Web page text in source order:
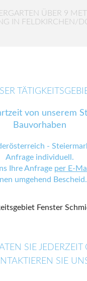
ÜBER 9
IN FELDKIRCHEN/
von unserem
Bauvorhaben
-
Anfrage individuell.
Ihre Anfrage per E-
umgehend Bescheid.
SIE JEDERZEIT
SIE